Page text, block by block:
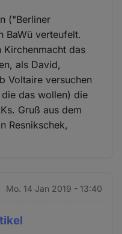
("Berliner
BaWü verteufelt.
Kirchenmacht das
als David,
Voltaire versuchen
die das wollen) die
Gruß aus dem
Resnikschek,
Mo. 14 Jan 2019 - 13:40